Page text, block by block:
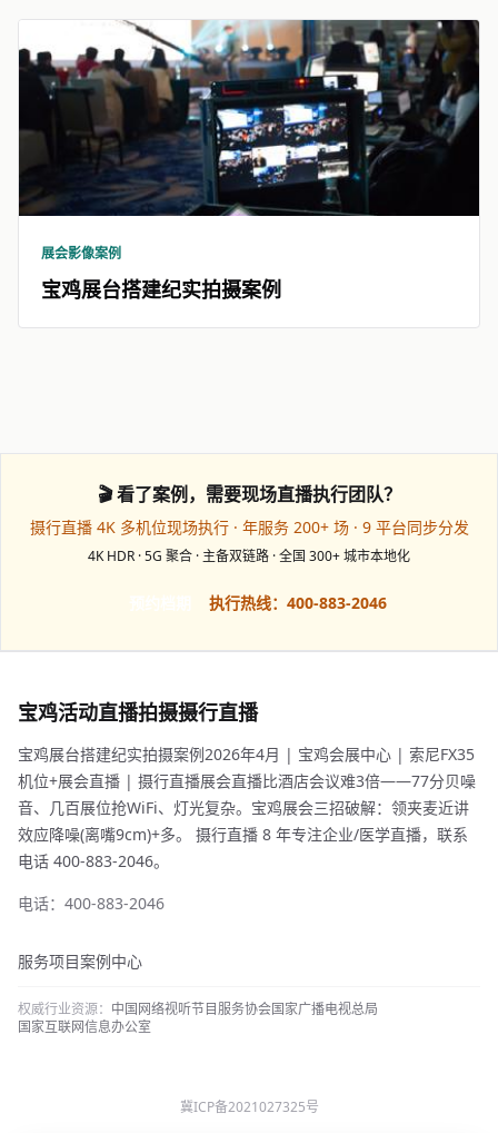
展会影像案例
宝鸡展台搭建纪实拍摄案例
🎬 看了案例，需要现场直播执行团队？
摄行直播 4K 多机位现场执行 · 年服务 200+ 场 · 9 平台同步分发
4K HDR · 5G 聚合 · 主备双链路 · 全国 300+ 城市本地化
执行热线：400-883-2046
宝鸡活动直播拍摄摄行直播
宝鸡展台搭建纪实拍摄案例2026年4月 | 宝鸡会展中心 | 索尼FX35
机位+展会直播 | 摄行直播展会直播比酒店会议难3倍——77分贝噪
音、几百展位抢WiFi、灯光复杂。宝鸡展会三招破解：领夹麦近讲
效应降噪(离嘴9cm)+多。 摄行直播 8 年专注企业/医学直播，联系
电话 400-883-2046。
电话：400-883-2046
服务项目案例中心
权威行业资源： 中国网络视听节目服务协会国家广播电视总局
国家互联网信息办公室
冀ICP备2021027325号